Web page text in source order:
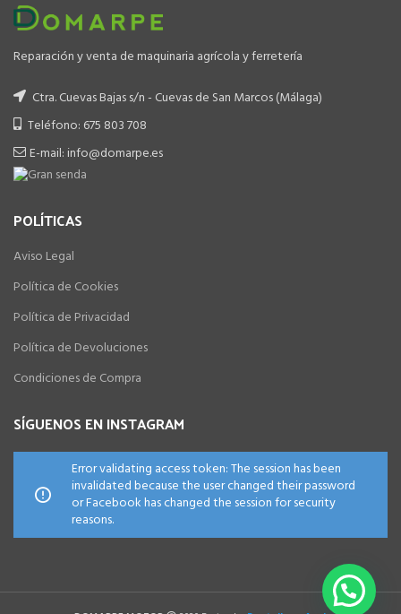
Reparación y venta de maquinaria agrícola y ferretería
Ctra. Cuevas Bajas s/n - Cuevas de San Marcos (Málaga)
Teléfono: 675 803 708
E-mail: info@domarpe.es
POLÍTICAS
Aviso Legal
Política de Cookies
Política de Privacidad
Política de Devoluciones
Condiciones de Compra
SÍGUENOS EN INSTAGRAM
Error validating access token: The session has been
invalidated because the user changed their password
or Facebook has changed the session for security
reasons.